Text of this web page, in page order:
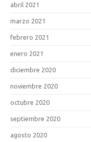
abril 2021
marzo 2021
febrero 2021
enero 2021
diciembre 2020
noviembre 2020
octubre 2020
septiembre 2020
agosto 2020